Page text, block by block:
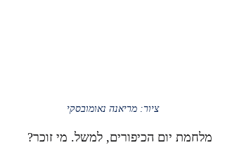
ציור: מריאנה נאומובסקי
מלחמת יום הכיפורים, למשל. מי זוכר?